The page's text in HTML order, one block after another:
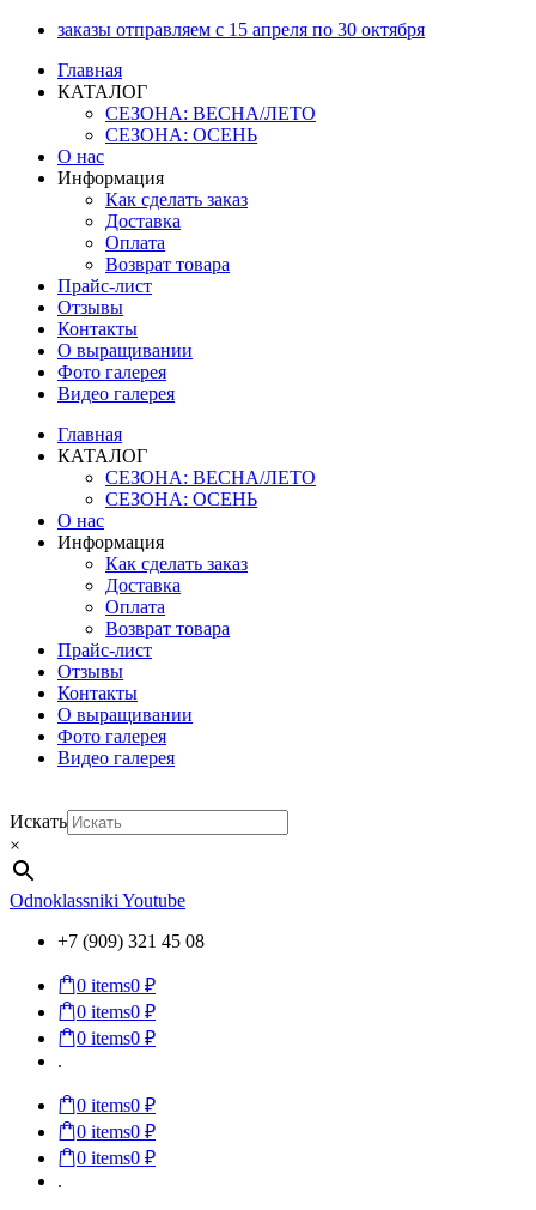
Перейти
содержимому
заказы отправляем с 15 апреля по 30 октября
Главная
КАТАЛОГ
СЕЗОНА: ВЕСНА/ЛЕТО
СЕЗОНА: ОСЕНЬ
О нас
Информация
Как сделать заказ
Доставка
Оплата
Возврат товара
Прайс-лист
Отзывы
Контакты
О выращивании
Фото галерея
Видео галерея
Главная
КАТАЛОГ
СЕЗОНА: ВЕСНА/ЛЕТО
СЕЗОНА: ОСЕНЬ
О нас
Информация
Как сделать заказ
Доставка
Оплата
Возврат товара
Прайс-лист
Отзывы
Контакты
О выращивании
Фото галерея
Видео галерея
Искать
×
Odnoklassniki Youtube
+7 (909) 321 45 08
0 items0 ₽
0 items0 ₽
0 items0 ₽
.
0 items0 ₽
0 items0 ₽
0 items0 ₽
.